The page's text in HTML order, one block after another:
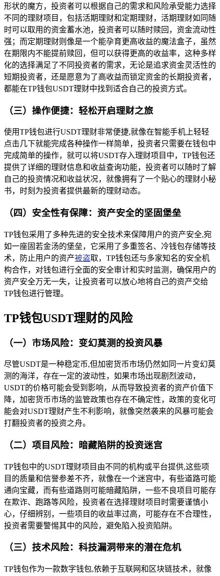
形状的魔方，投资者可以根据自己的需求和风险承受能力选择
不同的理财项目，包括活期理财和定期理财，活期理财如同随
时可以取用的资金蓄水池，投资者可以随时赎回，资金流动性
强；而定期理财则像是一个能孕育更高收益的魔法盒子，虽然
在期限内不能提前赎回，但可以获得更高的收益率，这种多样
化的选择满足了不同投资者的需求，无论是追求资金灵活性的
短期投资者，还是愿意为了高收益而锁定资金的长期投资者，
都能在TP钱包USDT理财中找到适合自己的投资方式。
（三）操作便捷：轻松开启理财之旅
使用TP钱包进行USDT理财非常便捷,就像在智能手机上轻轻
点击几下就能完成各种操作一样简单，投资者只需要在钱包中
完成简单的操作，就可以将USDT存入理财项目中，TP钱包还
提供了详细的理财信息和收益查询功能，投资者可以随时了解
自己的投资情况和收益状况，就像拥有了一个贴心的理财小秘
书，时刻为投资者提供最新的理财动态。
（四）安全性有保障：资产安全的坚固堡垒
TP钱包采用了多种先进的安全技术来保障用户的资产安全,宛
如一座固若金汤的堡垒，它采用了多重签名、冷钱包存储等技
术，防止用户的资产被盗取，TP钱包还与多家知名的安全机
构合作，对钱包进行全面的安全审计和实时监测，确保用户的
资产安全万无一失，让投资者可以放心地将自己的资产交给
TP钱包进行管理。
TP钱包USDT理财的风险
（一）市场风险：变幻莫测的投资风暴
尽管USDT是一种稳定币,但加密货币市场仍然如同一片变幻莫
测的海洋，存在一定的波动性，如果市场出现剧烈波动，
USDT的价格可能会受到影响，从而导致投资者的资产价值下
降，加密货币市场的监管政策也存在不确定性，政策的变化可
能会对USDT理财产生不利影响，就像突然袭来的风暴可能会
打翻投资者的投资之舟。
（二）项目风险：暗藏陷阱的投资迷宫
TP钱包中的USDT理财项目由不同的机构或平台提供,这些项
目的质量和信誉参差不齐，就像在一个迷宫中，有些道路可能
通向宝藏，而有些道路则可能暗藏陷阱，一些不良项目可能存
在欺诈、跑路等风险，投资者在选择理财项目时需要谨慎小
心，仔细辨别，一些项目的收益率过高，可能存在不合理性，
投资者需要警惕其中的风险，避免陷入投资陷阱。
（三）技术风险：科技漏洞带来的潜在危机
TP钱包作为一款数字钱包,依赖于互联网和区块链技术，就像